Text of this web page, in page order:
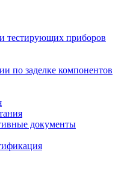
тестирующих приборов
по заделке компонентов
документы